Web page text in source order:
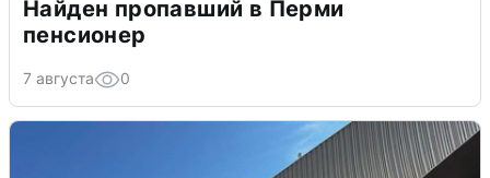
Найден пропавший в Перми
пенсионер
7 августа 0